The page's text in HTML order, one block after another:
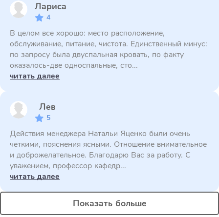
Лариса
4
В целом все хорошо: место расположение,
обслуживание, питание, чистота. Единственный минус:
по запросу была двуспальная кровать, по факту
оказалось-две односпальные, сто...
читать далее
Лев
5
Действия менеджера Натальи Яценко были очень
четкими, пояснения ясными. Отношение внимательное
и доброжелательное. Благодарю Вас за работу. С
уважением, профессор кафедр...
читать далее
Показать больше